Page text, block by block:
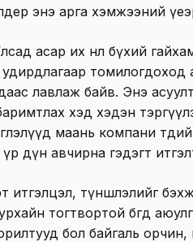
энэ арга хэмжээний
асар их нөлөө бүхий
удирдлагаар
лавлаж байв. Энэ
хэд хэдэн
маань компани
үр дүн авчирна гэдэгт
итгэлцэл, түншлэлийг
тогтвортой бөгөөд
бол байгаль